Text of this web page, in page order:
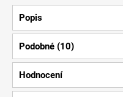
Popis
Podobné (10)
Hodnocení